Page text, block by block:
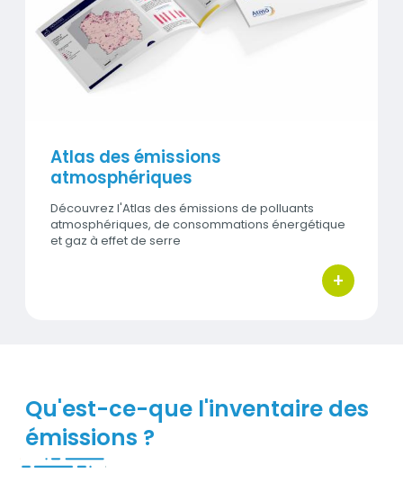
Visuel
Atlas des émissions
atmosphériques
Découvrez l'Atlas des émissions de polluants
atmosphériques, de consommations énergétique
et gaz à effet de serre
+
bouton
Qu'est-ce-que l'inventaire des
émissions ?